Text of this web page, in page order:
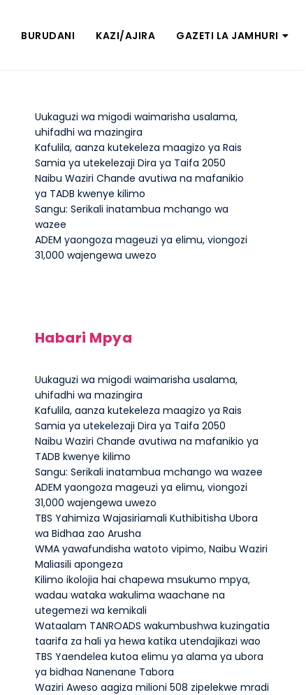
BURUDANI KAZI/AJIRA GAZETI LA JAMHURI
Uukaguzi wa migodi waimarisha usalama,
uhifadhi wa mazingira
Kafulila, aanza kutekeleza maagizo ya Rais
Samia ya utekelezaji Dira ya Taifa 2050
Naibu Waziri Chande avutiwa na mafanikio
ya TADB kwenye kilimo
Sangu: Serikali inatambua mchango wa
wazee
ADEM yaongoza mageuzi ya elimu, viongozi
31,000 wajengewa uwezo
Habari Mpya
Uukaguzi wa migodi waimarisha usalama,
uhifadhi wa mazingira
Kafulila, aanza kutekeleza maagizo ya Rais
Samia ya utekelezaji Dira ya Taifa 2050
Naibu Waziri Chande avutiwa na mafanikio ya
TADB kwenye kilimo
Sangu: Serikali inatambua mchango wa wazee
ADEM yaongoza mageuzi ya elimu, viongozi
31,000 wajengewa uwezo
TBS Yahimiza Wajasiriamali Kuthibitisha Ubora
wa Bidhaa zao Arusha
WMA yawafundisha watoto vipimo, Naibu Waziri
Maliasili apongeza
Kilimo ikolojia hai chapewa msukumo mpya,
wadau wataka wakulima waachane na
utegemezi wa kemikali
Wataalam TANROADS wakumbushwa kuzingatia
taarifa za hali ya hewa katika utendajikazi wao
TBS Yaendelea kutoa elimu ya alama ya ubora
ya bidhaa Nanenane Tabora
Waziri Aweso aagiza milioni 508 zipelekwe mradi